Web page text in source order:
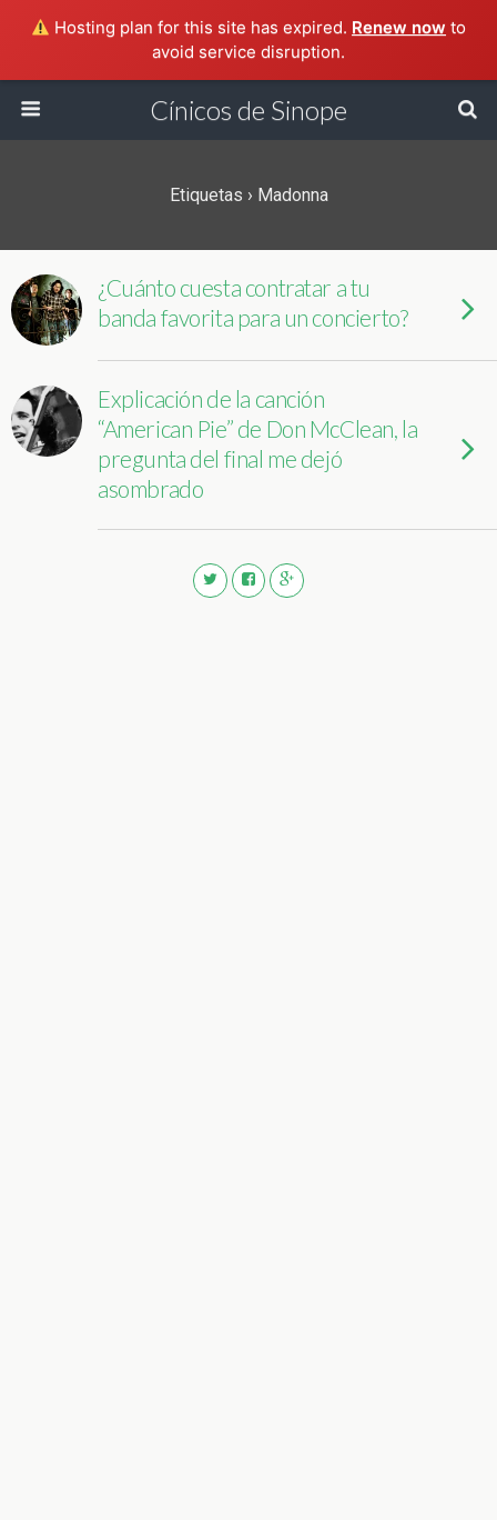
Hosting plan for this site has expired. Renew now to
avoid service disruption.
Cínicos de Sinope
Etiquetas › Madonna
¿Cuánto cuesta contratar a tu
banda favorita para un concierto?
Explicación de la canción
“American Pie” de Don McClean, la
pregunta del final me dejó
asombrado